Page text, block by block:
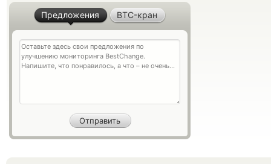
Предложения BTC-кран